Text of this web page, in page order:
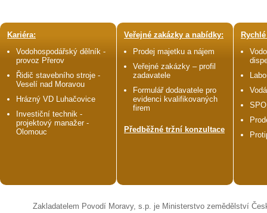
Kariéra:
Vodohospodářský dělník -
provoz Přerov
Řidič stavebního stroje -
Veselí nad Moravou
Hrázný VD Luhačovice
Investiční technik -
projektový manažer -
Olomouc
Veřejné zakázky a nabídky:
Prodej majetku a nájem
Veřejné zakázky – profil
zadavatele
Formulář dodavatele pro
evidenci kvalifikovaných
firem
Předběžné tržní konzultace
Zakladatelem Povodí Moravy, s.p. je Ministerstvo zemědělství